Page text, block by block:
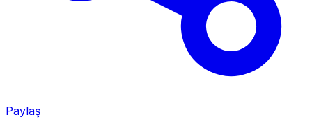
Paylaş